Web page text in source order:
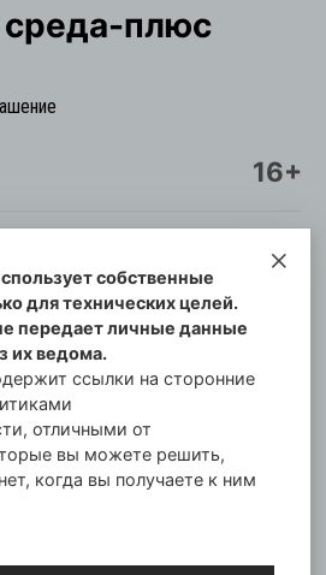
cреда-плюс
16+
городской портал
2021-2026
СМИ: ПИ №57-
2013 г.
Управлением
по надзору в сфере связи,
и массовых
области.
Филёва
собственные
для технических целей.
передает личные данные
их ведома.
ссылки на сторонние
отличными от
вы можете решить,
когда вы получаете к ним